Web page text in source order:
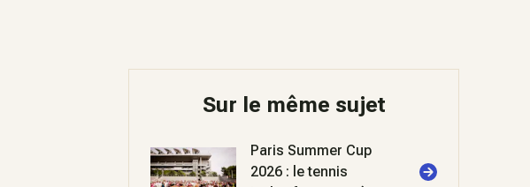
Sur le même sujet
Paris Summer Cup
2026 : le tennis